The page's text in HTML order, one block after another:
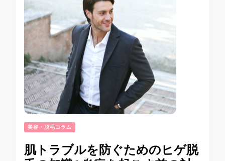
美容・脱毛コラム
肌トラブルを防ぐためのヒゲ脱